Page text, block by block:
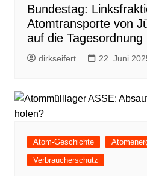
Bundestag:
Atomtransporte von
auf die Tagesordnung
dirkseifert 22. Juni
Atom-Geschichte
Verbraucherschutz